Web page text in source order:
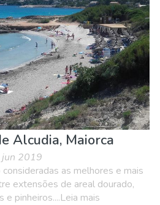
Alcudia, Maiorca
2019
as melhores e mais
extensões de areal dourado,
e pinheiros....Leia mais